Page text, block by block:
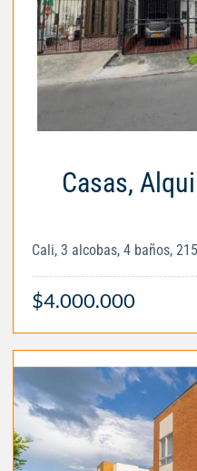
Casas,
Cali, 3 alcobas, 4 baños,
$4.000.000